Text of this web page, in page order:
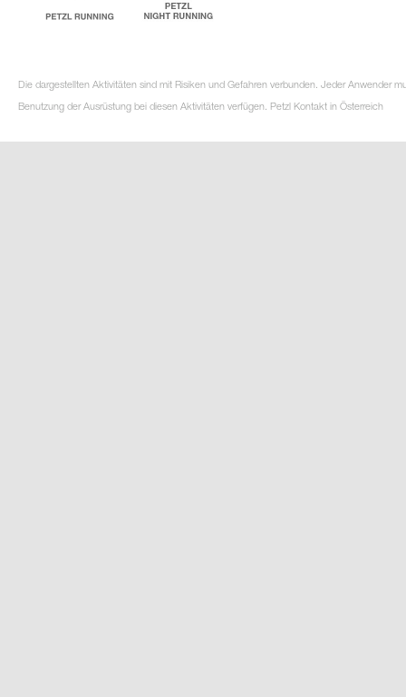
Die dargestellten Aktivitäten sind mit Risiken und Gefahren verbunden. Jeder Anwender
Benutzung der Ausrüstung bei diesen Aktivitäten verfügen. Petzl Kontakt in Österreich